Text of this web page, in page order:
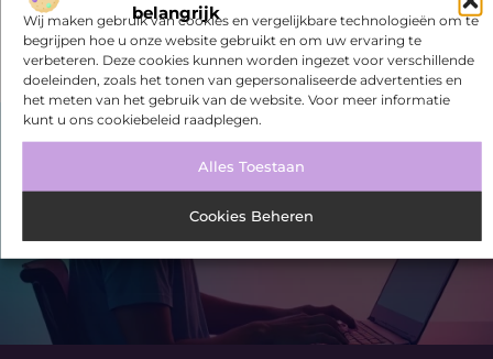
belangrijk
Wij maken gebruik van cookies en vergelijkbare technologieën om te
begrijpen hoe u onze website gebruikt en om uw ervaring te
verbeteren. Deze cookies kunnen worden ingezet voor verschillende
doeleinden, zoals het tonen van gepersonaliseerde advertenties en
het meten van het gebruik van de website. Voor meer informatie
kunt u ons cookiebeleid raadplegen.
Alles Toestaan
Cookies Beheren